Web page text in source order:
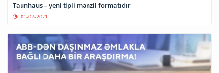
Taunhaus – yeni tipli mənzil formatıdır
01-07-2021